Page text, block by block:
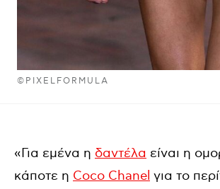
©PIXELFORMULA
«Για εμένα η δαντέλα είναι η
κάποτε η Coco Chanel για το